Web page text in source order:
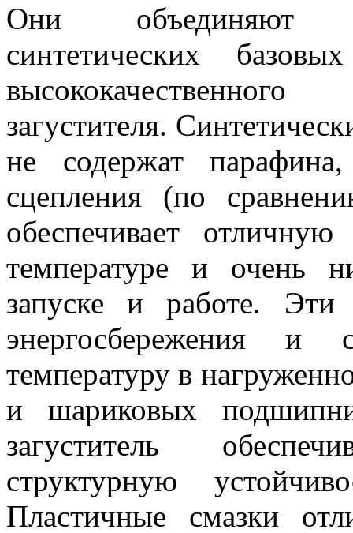
Они объединяют
синтетических
загустителя.
не содержат
сцепления (по
обеспечивает
температуре и очень
запуске и работе. Эти
энергосбережения и
температуру в
и шариковых
загуститель
структурную
Пластичные смазки